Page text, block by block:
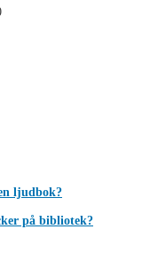
ljudbok?
på bibliotek?